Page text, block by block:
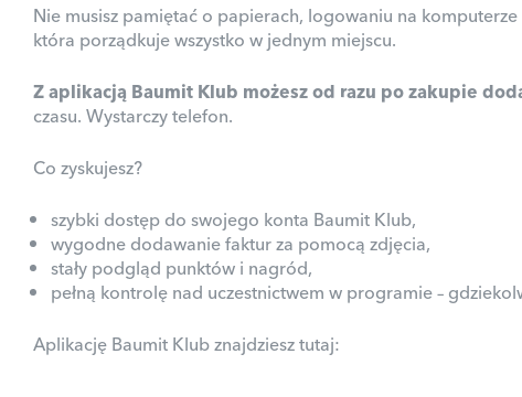
Nie musisz pamiętać o papierach, logowaniu na
która porządkuje wszystko w jednym miejscu.
Z aplikacją Baumit Klub możesz od razu po zakupie
czasu. Wystarczy telefon.
Co zyskujesz?
szybki dostęp do swojego konta Baumit Klub,
wygodne dodawanie faktur za pomocą zdjęcia,
stały podgląd punktów i nagród,
pełną kontrolę nad uczestnictwem w programie –
Aplikację Baumit Klub znajdziesz tutaj: